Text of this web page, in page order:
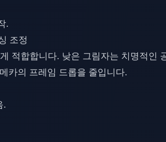
.
조정
적합합니다. 낮은 그림자는 치명적인
카의 프레임 드롭을 줄입니다.
.